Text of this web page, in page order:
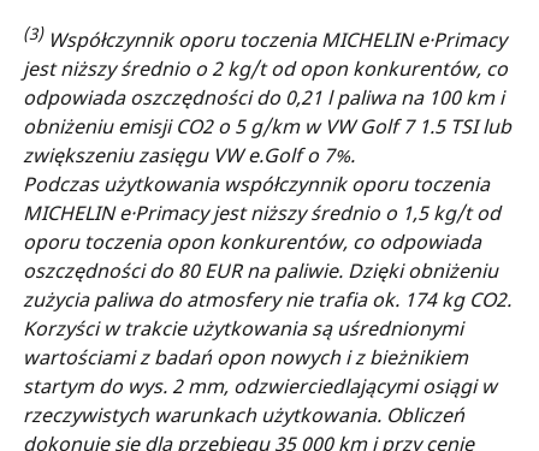
(3)Współczynnik oporu toczenia MICHELIN e·Primacy
jest niższy średnio o 2 kg/t od opon konkurentów, co
odpowiada oszczędności do 0,21 l paliwa na 100 km i
obniżeniu emisji CO2 o 5 g/km w VW Golf 7 1.5 TSI lub
zwiększeniu zasięgu VW e.Golf o 7%.
Podczas użytkowania współczynnik oporu toczenia
MICHELIN e·Primacy jest niższy średnio o 1,5 kg/t od
oporu toczenia opon konkurentów, co odpowiada
oszczędności do 80 EUR na paliwie. Dzięki obniżeniu
zużycia paliwa do atmosfery nie trafia ok. 174 kg CO2.
Korzyści w trakcie użytkowania są uśrednionymi
wartościami z badań opon nowych i z bieżnikiem
startym do wys. 2 mm, odzwierciedlającymi osiągi w
rzeczywistych warunkach użytkowania. Obliczeń
dokonuje się dla przebiegu 35 000 km i przy cenie